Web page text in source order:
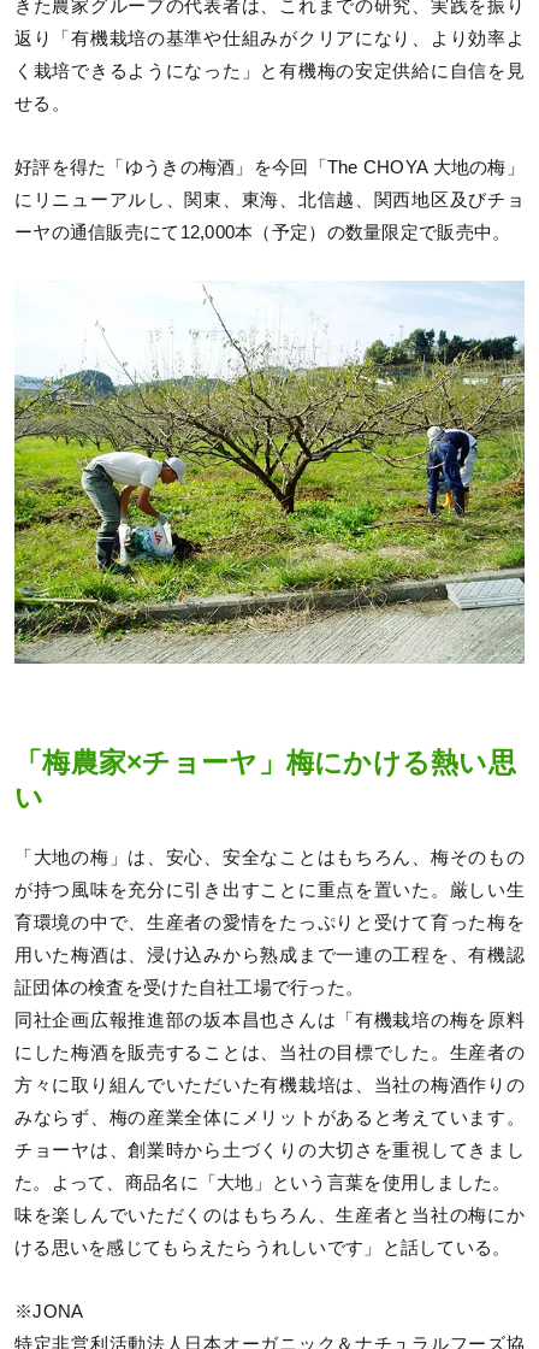
きた農家グループの代表者は、これまでの研究、実践を振り
返り「有機栽培の基準や仕組みがクリアになり、より効率よ
く栽培できるようになった」と有機梅の安定供給に自信を見
せる。
好評を得た「ゆうきの梅酒」を今回「The CHOYA 大地の梅」
にリニューアルし、関東、東海、北信越、関西地区及びチョ
ーヤの通信販売にて12,000本（予定）の数量限定で販売中。
「梅農家×チョーヤ」梅にかける熱い思
い
「大地の梅」は、安心、安全なことはもちろん、梅そのもの
が持つ風味を充分に引き出すことに重点を置いた。厳しい生
育環境の中で、生産者の愛情をたっぷりと受けて育った梅を
用いた梅酒は、浸け込みから熟成まで一連の工程を、有機認
証団体の検査を受けた自社工場で行った。
同社企画広報推進部の坂本昌也さんは「有機栽培の梅を原料
にした梅酒を販売することは、当社の目標でした。生産者の
方々に取り組んでいただいた有機栽培は、当社の梅酒作りの
みならず、梅の産業全体にメリットがあると考えています。
チョーヤは、創業時から土づくりの大切さを重視してきまし
た。よって、商品名に「大地」という言葉を使用しました。
味を楽しんでいただくのはもちろん、生産者と当社の梅にか
ける思いを感じてもらえたらうれしいです」と話している。
※JONA
特定非営利活動法人日本オーガニック＆ナチュラルフーズ協